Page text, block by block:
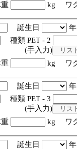
kg ワ
誕生日
種類 PET - 2
力)
kg ワ
誕生日
種類 PET - 3
力)
kg ワ
誕生日